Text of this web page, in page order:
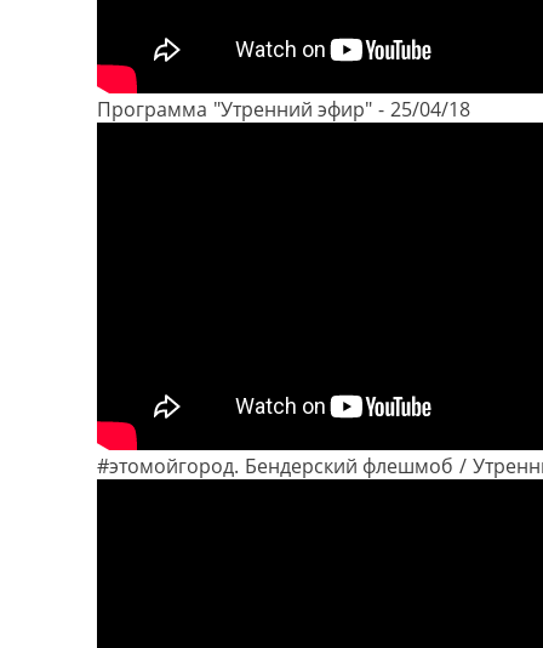
Программа "Утренний эфир" - 25/04/18
#этомойгород. Бендерский флешмоб /